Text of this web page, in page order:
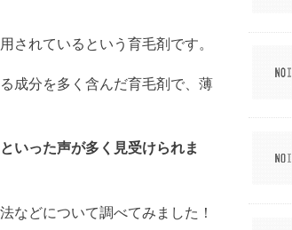
されているという育毛剤です。
成分を多く含んだ育毛剤で、薄
いった声が多く見受けられま
などについて調べてみました！